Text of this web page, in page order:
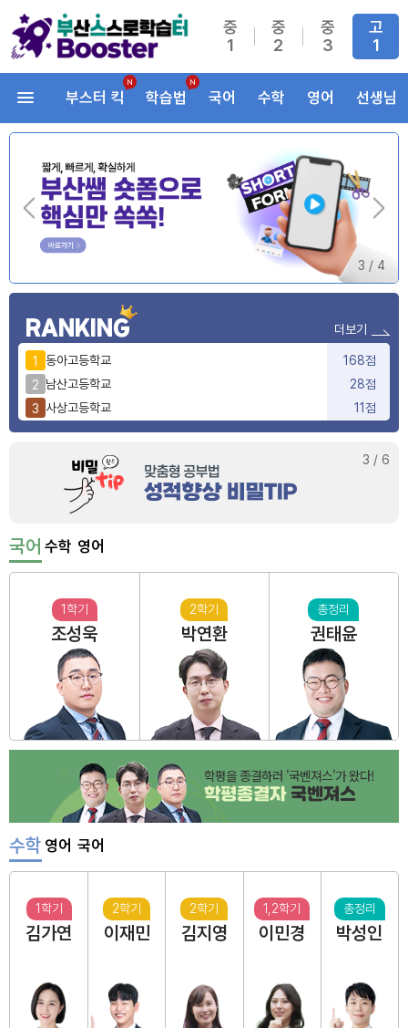
중
1
중
2
중
3
고
1
부스터 킥 학습법 국어 수학 영어 선생님
3 / 4
RANKING 더보기
1 동아고등학교
168점
2 남산고등학교
28점
3 사상고등학교
11점
4 양정고등학교
10점
부산동여자고등학교 3점
3 / 6
국어 수학 영어
1학기
조성욱
2학기
박연환
총정리
권태윤
학평을 종결하러 '국벤져스'가 왔다!
학평종결자국벤져스
수학 영어 국어
1학기
김가연
2학기
이재민
2학기
김지영
1,2학기
이민경
총정리
박성인